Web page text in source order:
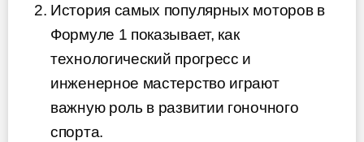
История самых популярных моторов в
Формуле 1 показывает, как
технологический прогресс и
инженерное мастерство играют
важную роль в развитии гоночного
спорта.